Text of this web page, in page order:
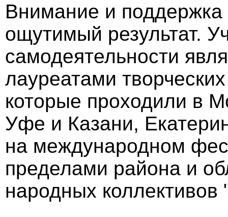
Внимание и поддержка
ощутимый результат.
самодеятельности
лауреатами
которые проходили в
Уфе и Казани,
на международном
пределами района и
народных